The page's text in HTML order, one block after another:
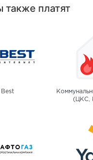
также платят
Best
(ЦКС,